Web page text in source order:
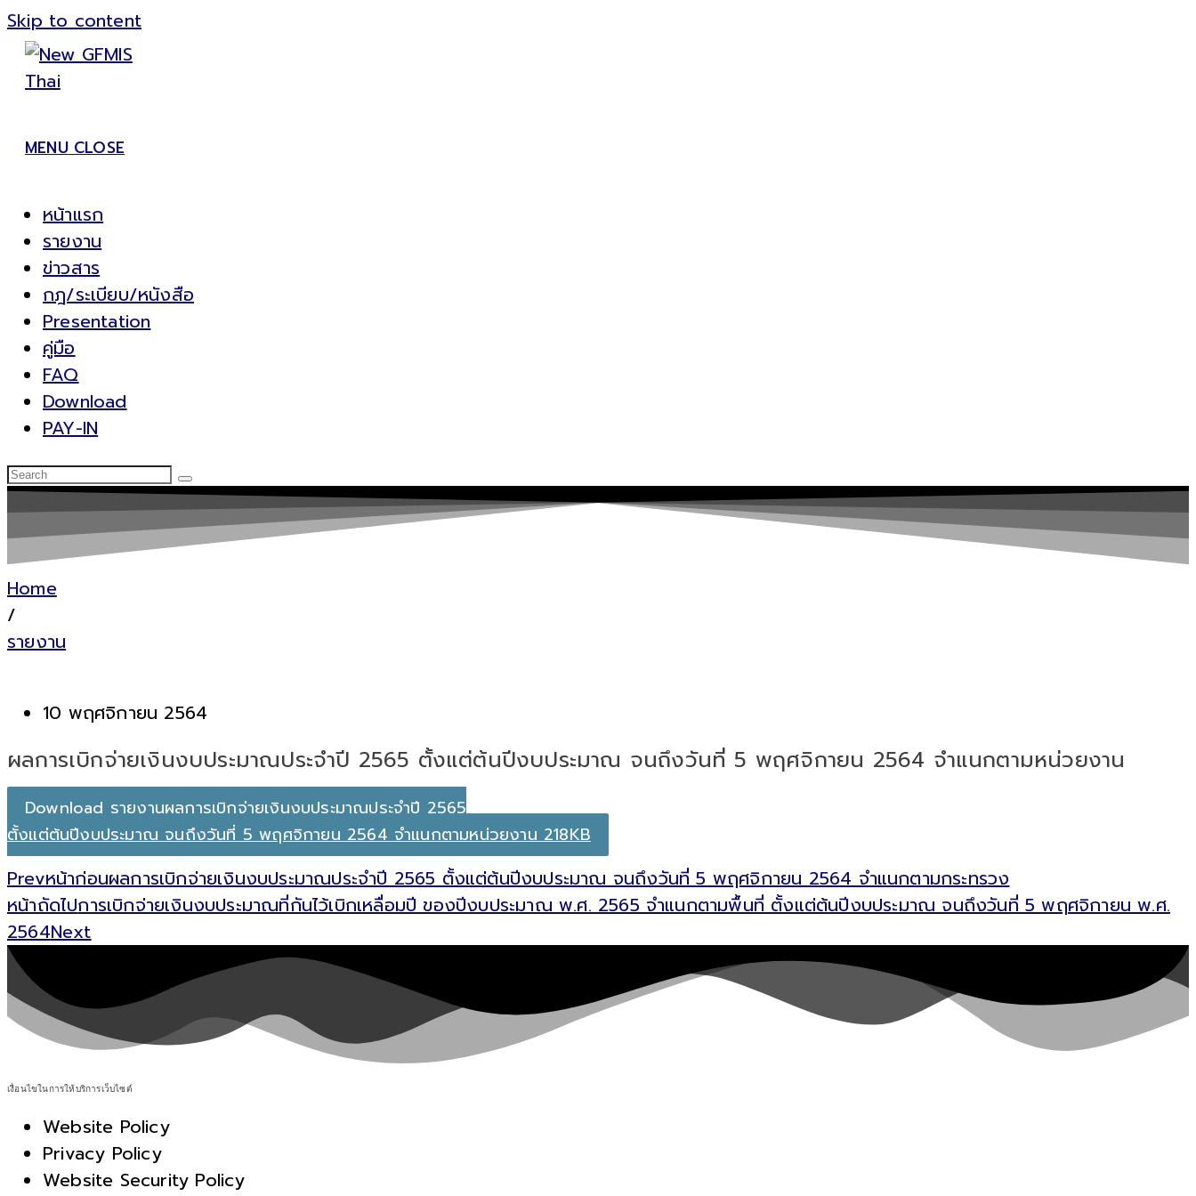
Skip to content
MENU CLOSE
หน้าแรก
รายงาน
ข่าวสาร
กฎ/ระเบียบ/หนังสือ
Presentation
คู่มือ
FAQ
Download
PAY-IN
Home
/
รายงาน
10 พฤศจิกายน 2564
ผลการเบิกจ่ายเงินงบประมาณประจำปี 2565 ตั้งแต่ต้นปีงบประมาณ จนถึงวันที่ 5 พฤศจิกายน 2564 จำแนกตามหน่วยงาน
Download รายงานผลการเบิกจ่ายเงินงบประมาณประจำปี 2565
ตั้งแต่ต้นปีงบประมาณ จนถึงวันที่ 5 พฤศจิกายน 2564 จำแนกตามหน่วยงาน 218KB
Prevหน้าก่อนผลการเบิกจ่ายเงินงบประมาณประจำปี 2565 ตั้งแต่ต้นปีงบประมาณ จนถึงวันที่ 5 พฤศจิกายน 2564 จำแนกตามกระทรวง
หน้าถัดไปการเบิกจ่ายเงินงบประมาณที่กันไว้เบิกเหลื่อมปี ของปีงบประมาณ พ.ศ. 2565 จำแนกตามพื้นที่ ตั้งแต่ต้นปีงบประมาณ จนถึงวันที่ 5 พฤศจิกายน พ.ศ.
2564Next
เงื่อนไขในการให้บริการเว็บไซต์
Website Policy
Privacy Policy
Website Security Policy